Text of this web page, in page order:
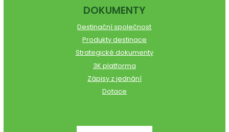
DOKUMENTY
Destinační společnost
Produkty destinace
Strategické dokumenty
3K platforma
Zápisy z jednání
Dotace